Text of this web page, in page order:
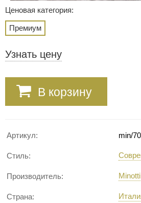
Ценовая категория:
Премиум
Узнать цену
В корзину
Артикул: min/
Стиль:
Производитель: Minotti
Страна: